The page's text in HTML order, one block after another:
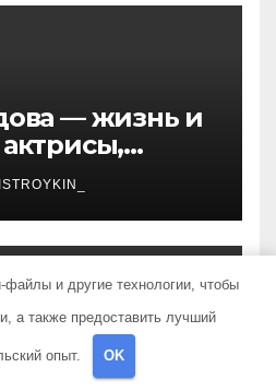
— жизнь и
фильмы и
Сивана —
достижения,
файлы и другие технологии, чтобы
а также предоставить лучший
опыт. OK